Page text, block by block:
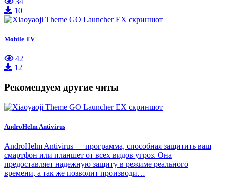
10
Mobile TV
42
12
Рекомендуем другие читы
AndroHelm Antivirus
AndroHelm Antivirus — программа, способная защитить ваш
смартфон или планшет от всех видов угроз. Она
предоставляет надежную защиту в режиме реального
времени, а так же позволит производи…